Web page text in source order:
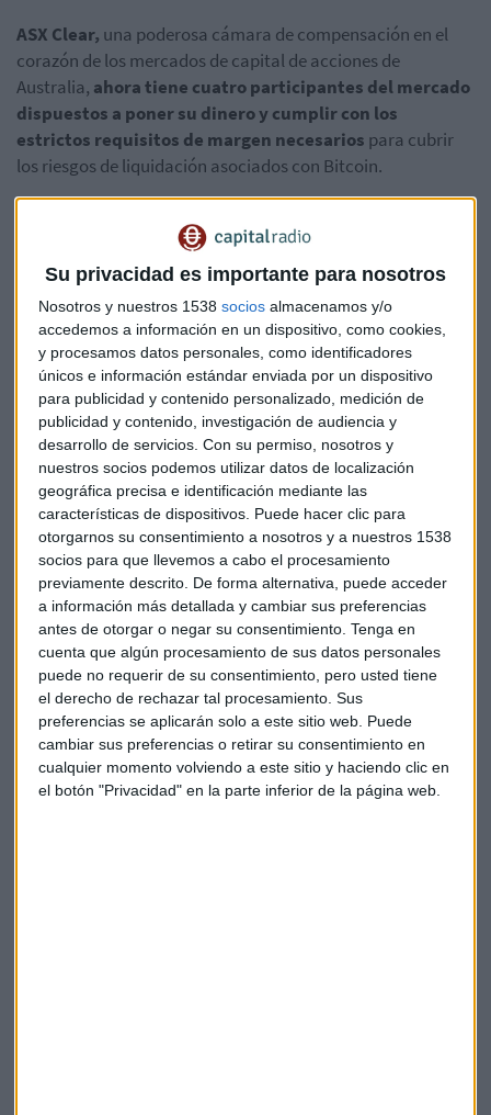
Su privacidad es importante para nosotros
Nosotros y nuestros 1538 socios almacenamos y/o
accedemos a información en un dispositivo, como cookies,
y procesamos datos personales, como identificadores
únicos e información estándar enviada por un dispositivo
para publicidad y contenido personalizado, medición de
publicidad y contenido, investigación de audiencia y
desarrollo de servicios. Con su permiso, nosotros y
nuestros socios podemos utilizar datos de localización
geográfica precisa e identificación mediante las
características de dispositivos. Puede hacer clic para
otorgarnos su consentimiento a nosotros y a nuestros 1538
socios para que llevemos a cabo el procesamiento
previamente descrito. De forma alternativa, puede acceder
a información más detallada y cambiar sus preferencias
antes de otorgar o negar su consentimiento. Tenga en
cuenta que algún procesamiento de sus datos personales
puede no requerir de su consentimiento, pero usted tiene
el derecho de rechazar tal procesamiento. Sus
preferencias se aplicarán solo a este sitio web. Puede
cambiar sus preferencias o retirar su consentimiento en
cualquier momento volviendo a este sitio y haciendo clic en
el botón "Privacidad" en la parte inferior de la página web.
ASX Clear, una poderosa cámara de compensación en el
corazón de los mercados de capital de acciones de
Australia, ahora tiene cuatro participantes del mercado
dispuestos a poner su dinero y cumplir con los
estrictos requisitos de margen necesarios para cubrir
los riesgos de liquidación asociados con Bitcoin.
compensación de grado institucional y un gran jugador
de compensación minoristaque están preparados para
pagar el margen del 42 por ciento requerido por ASX Clear
antes de permitir que comience el comercio en un ETF de
Bitcoin.
El ETF de Bitcoin está listo para operar el 27
de abril
En otras palabras,el único producto etf de Bitcoin ahora
frente a ASX Clear, el ETF de Bitcoin de Cosmos Asset
Management, podrá comenzar a cotizar en el Cboe el 27
de abril,cuando se abra el mercado. Se espera que $ 1 mil
millones fluyan hacia el primer ETF de Bitcoin de Australia
cuando se publique la próxima semana.
Curiosamente, los opositores dijeron queel retraso en
aceptar la solicitud de ASX Clear para negociar un ETF
de Bitcoin tenía la intención de preservar el centro de
negociación de ASX de la competencia.
En particular,han pasado dos años desde que la
Comisión Australiana de Valores e Inversiones (ASIC)